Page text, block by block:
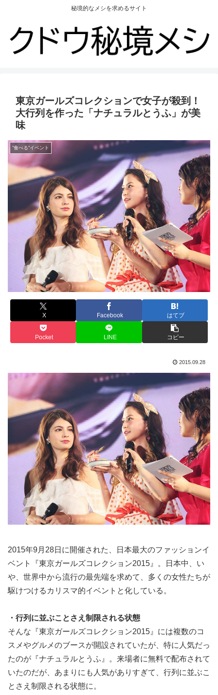
秘境的なメシを求めるサイト
東京ガールズコレクションで女子が殺到！
大行列を作った「ナチュラルとうふ」が美
味
”食べる”イベント
X Facebook はてブ
Pocket LINE コピー
2015.09.28
2015年9月28日に開催された、日本最大のファッションイ
ベント『東京ガールズコレクション2015』。日本中、い
や、世界中から流行の最先端を求めて、多くの女性たちが
駆けつけるカリスマ的イベントと化している。
・行列に並ぶことさえ制限される状態
そんな『東京ガールズコレクション2015』には複数のコ
スメやグルメのブースが開設されていたが、特に人気だっ
たのが『ナチュラルとうふ』。来場者に無料で配布されて
いたのだが、あまりにも人気がありすぎて、行列に並ぶこ
とさえ制限される状態に。